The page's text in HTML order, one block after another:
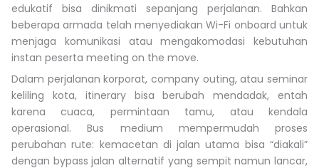
edukatif bisa dinikmati sepanjang perjalanan. Bahkan
beberapa armada telah menyediakan Wi-Fi onboard untuk
menjaga komunikasi atau mengakomodasi kebutuhan
instan peserta meeting on the move.
Dalam perjalanan korporat, company outing, atau seminar
keliling kota, itinerary bisa berubah mendadak, entah
karena cuaca, permintaan tamu, atau kendala
operasional. Bus medium mempermudah proses
perubahan rute: kemacetan di jalan utama bisa “diakali”
dengan bypass jalan alternatif yang sempit namun lancar,